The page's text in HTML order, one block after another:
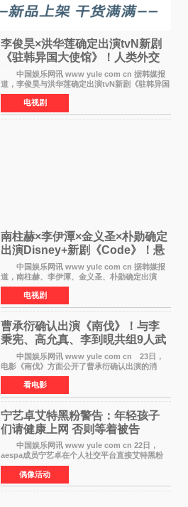
李俊昊×洪华莲确定出演tvN新剧
《驻韩异国大使馆》！人类外交
官与“龙”大使的奇幻
中国娱乐网讯 www yule com cn 据韩媒报
道，李俊昊与洪华莲确定出演tvN新剧《驻韩异国
大使馆》，分别担任男女主角，引发期待。
该剧讲述了一位因管理驻韩异国大使馆（负责管
理居住在大韩
电视剧
南柱赫×李伊潭×金义圣×朴勋确定
出演Disney+新剧《Code》！悬
疑犯罪惊悚明年上线
中国娱乐网讯 www yule com cn 据韩媒报
道，南柱赫、李伊潭、金义圣、朴勋确定出演
Disney+新剧《Code》，该剧预计将于明年播
出，引发高度关注。 本剧改编自同名人气台
剧，讲述了一位往来
电视剧
曹承衍确认出演《南伐》！与李
秉宪、高允真、李到晛共组9人武
士团
中国娱乐网讯 www yule com cn 23日，
电影《南伐》方面公开了曹承衍确认出演的消
息。通过歌手活动展现出独特色彩的曹承衍将在
片中饰演拥有出色弓箭技术的弓箭手，他将在这
一历史动作大片中展
看电影
宁艺卓艾特黑粉警告：年轻孩子
们​请健康上网 否则等着被告
中国娱乐网讯 www yule com cn 22日，
aespa成员宁艺卓在个人社交平台直接艾特黑粉
账号，正面喊话回应长期以来的恶意攻击，引发
广泛关注。 宁艺卓在文中表示，自己早已注
意到部分网友持续
偶像活动